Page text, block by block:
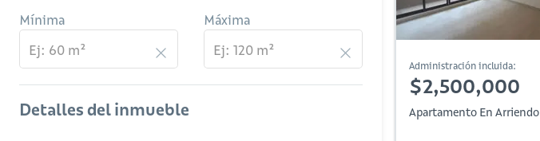
Mínima Máxima
Detalles del inmueble
Administración incluida:
$2,500,000
Apartamento En Arriendo